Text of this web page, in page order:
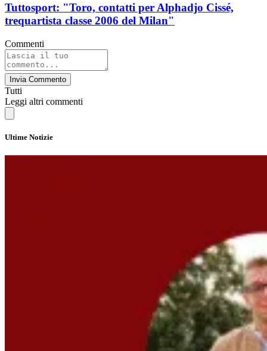
Tuttosport: "Toro, contatti per Alphadjo Cissé,
trequartista classe 2006 del Milan"
Commenti
Invia Commento
Tutti
Leggi altri commenti
Ultime Notizie